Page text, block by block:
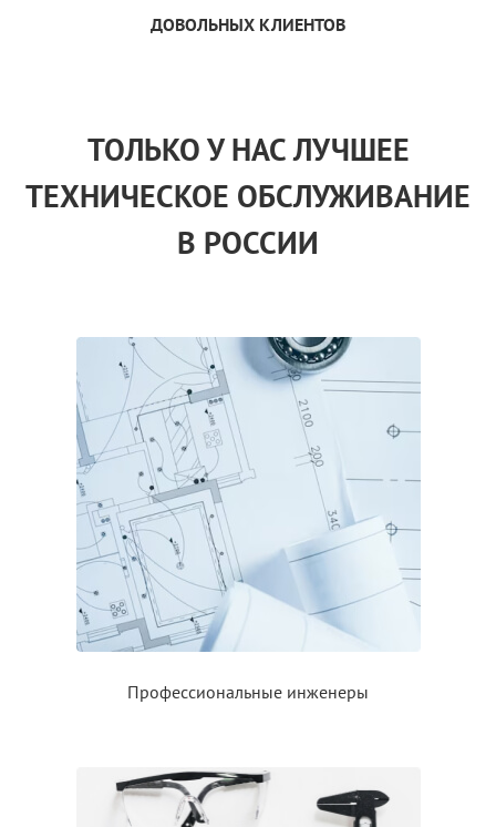
ДОВОЛЬНЫХ КЛИЕНТОВ
ТОЛЬКОУ НАСЛУЧШЕЕ
ТЕХНИЧЕСКОЕ ОБСЛУЖИВАНИЕ
В РОССИИ
Профессиональные инженеры